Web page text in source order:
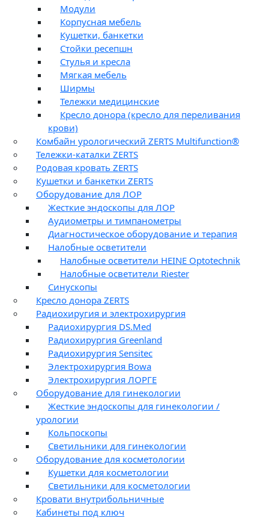
Модули
Корпусная мебель
Кушетки, банкетки
Стойки ресепшн
Стулья и кресла
Мягкая мебель
Ширмы
Тележки медицинские
Кресло донора (кресло для переливания
крови)
Комбайн урологический ZERTS Multifunction®
Тележки-каталки ZERTS
Родовая кровать ZERTS
Кушетки и банкетки ZERTS
Оборудование для ЛОР
Жесткие эндоскопы для ЛОР
Аудиометры и тимпанометры
Диагностическое оборудование и терапия
Налобные осветители
Налобные осветители HEINE Optotechnik
Налобные осветители Riester
Синускопы
Кресло донора ZERTS
Радиохиругия и электрохирургия
Радиохирургия DS.Med
Радиохирургия Greenland
Радиохирургия Sensitec
Электрохирургия Bowa
Электрохирургия ЛОРГЕ
Оборудование для гинекологии
Жесткие эндоскопы для гинекологии /
урологии
Кольпоскопы
Светильники для гинекологии
Оборудование для косметологии
Кушетки для косметологии
Светильники для косметологии
Кровати внутрибольничные
Кабинеты под ключ